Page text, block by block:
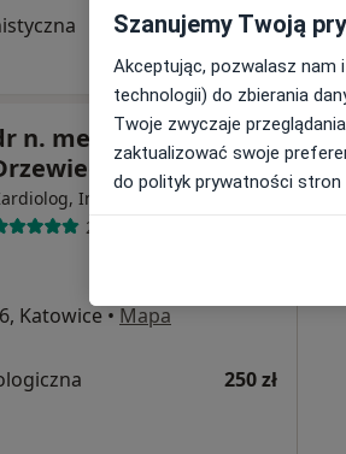
od 200 zł
n. med. Agnieszka
Gerber
Internista Więcej
243 opinie
Katowice • Mapa
250 zł
Szanujemy Twoją
Akceptując, pozwalasz nam
technologii) do zbierania
Twoje zwyczaje
zaktualizować swoje
do polityk prywatności